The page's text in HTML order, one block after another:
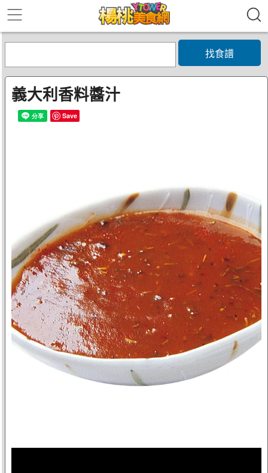
找食譜
義大利香料醬汁
Save